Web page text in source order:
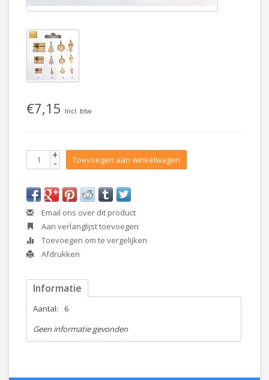
€7,15 Incl. btw
+
- Toevoegen aan winkelwagen
Email ons over dit product
Aan verlanglijst toevoegen
Toevoegen om te vergelijken
Afdrukken
Informatie
Aantal:
6
Geen informatie gevonden